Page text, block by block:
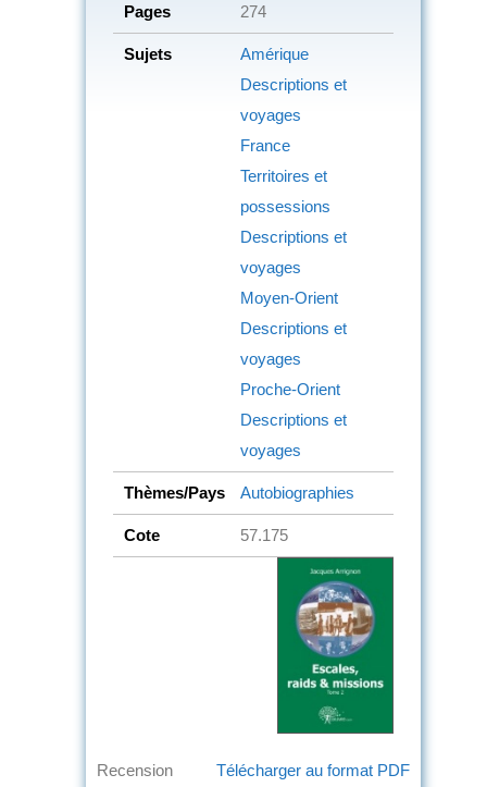
Pages 274
Sujets
Amérique
Descriptions et
voyages
France
Territoires et
possessions
Descriptions et
voyages
Moyen-Orient
Descriptions et
voyages
Proche-Orient
Descriptions et
voyages
Thèmes/Pays Autobiographies
Cote 57.175
Télécharger au format PDF
Recension